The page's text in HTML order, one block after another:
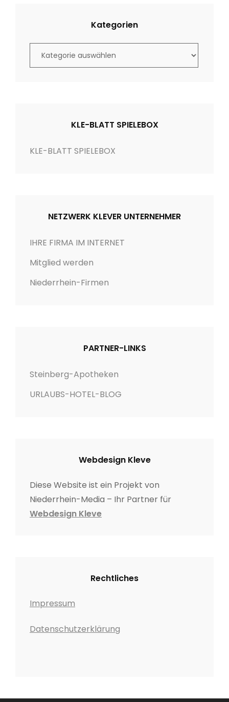
Kategorien
i
KLE-BLATT SPIELEBOX
KLE-BLATT SPIELEBOX
NETZWERK KLEVER UNTERNEHMER
IHRE FIRMA IM INTERNET
Mitglied werden
Niederrhein-Firmen
PARTNER-LINKS
Steinberg-Apotheken
URLAUBS-HOTEL-BLOG
Webdesign Kleve
Diese Website ist ein Projekt von
Niederrhein-Media – Ihr Partner für
Webdesign Kleve
Rechtliches
Impressum
Datenschutzerklärung